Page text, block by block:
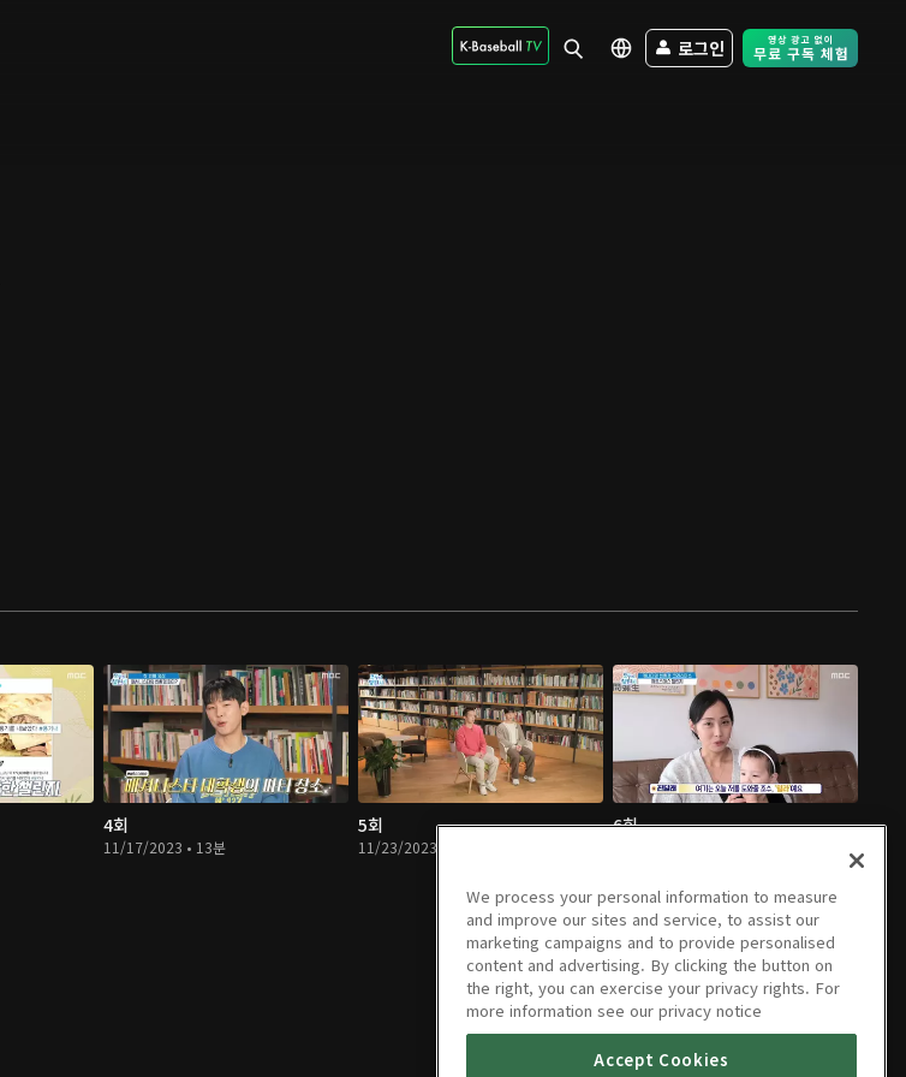
로그인 Free Trial -
4회
11/17/2023 • 13분
5회
11/23/2023 • 16분
6회
We process your personal information to measure
and improve our sites and service, to assist our
marketing campaigns and to provide personalised
content and advertising. By clicking the button on
the right, you can exercise your privacy rights. For
more information see our privacy notice
Accept Cookies